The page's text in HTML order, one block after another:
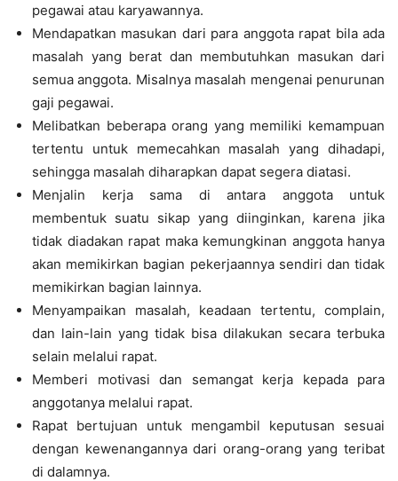
pegawai atau karyawannya.
Mendapatkan masukan dari para anggota rapat bila ada
masalah yang berat dan membutuhkan masukan dari
semua anggota. Misalnya masalah mengenai penurunan
gaji pegawai.
Melibatkan beberapa orang yang memiliki kemampuan
tertentu untuk memecahkan masalah yang dihadapi,
sehingga masalah diharapkan dapat segera diatasi.
Menjalin kerja sama di antara anggota untuk
membentuk suatu sikap yang diinginkan, karena jika
tidak diadakan rapat maka kemungkinan anggota hanya
akan memikirkan bagian pekerjaannya sendiri dan tidak
memikirkan bagian lainnya.
Menyampaikan masalah, keadaan tertentu, complain,
dan lain-lain yang tidak bisa dilakukan secara terbuka
selain melalui rapat.
Memberi motivasi dan semangat kerja kepada para
anggotanya melalui rapat.
Rapat bertujuan untuk mengambil keputusan sesuai
dengan kewenangannya dari orang-orang yang teribat
di dalamnya.